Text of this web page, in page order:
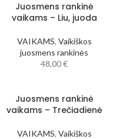
Juosmens rankinė
vaikams – Liu, juoda
VAIKAMS, Vaikiškos
juosmens rankinės
48,00€
Juosmens rankinė
vaikams – Trečiadienė
VAIKAMS, Vaikiškos